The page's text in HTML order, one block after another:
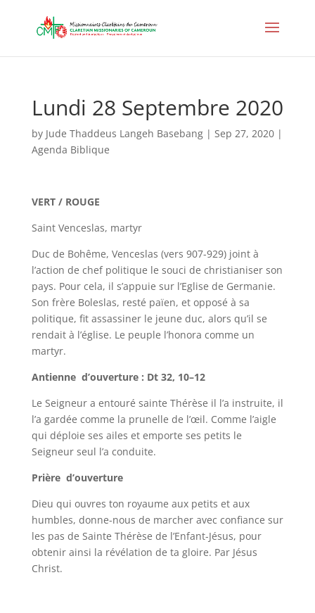
Lundi 28 Septembre 2020
by Jude Thaddeus Langeh Basebang| Sep 27, 2020|
Agenda Biblique
VERT / ROUGE
Saint Venceslas, martyr
Duc de Bohême, Venceslas (vers 907-929) joint à
l’action de chef politique le souci de christianiser son
pays. Pour cela, il s’appuie sur l’Eglise de Germanie.
Son frère Boleslas, resté païen, et opposé à sa
politique, fit assassiner le jeune duc, alors qu’il se
rendait à l’église. Le peuple l’honora comme un
martyr.
Antienne d’ouverture : Dt 32, 10–12
Le Seigneur a entouré sainte Thérèse il l’a instruite, il
l’a gardée comme la prunelle de l’œil. Comme l’aigle
qui déploie ses ailes et emporte ses petits le
Seigneur seul l’a conduite.
Prière d’ouverture
Dieu qui ouvres ton royaume aux petits et aux
humbles, donne-nous de marcher avec confiance sur
les pas de Sainte Thérèse de l’Enfant-Jésus, pour
obtenir ainsi la révélation de ta gloire. Par Jésus
Christ.